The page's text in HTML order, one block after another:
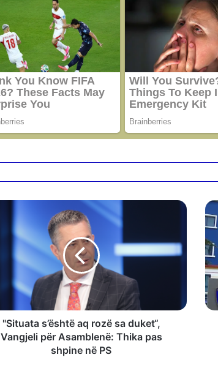
"Situata s’është aq rozë sa duket“,
Vangjeli për Asamblenë: Thika pas
shpine në PS
E
M
R
A
T
/
A
r
r